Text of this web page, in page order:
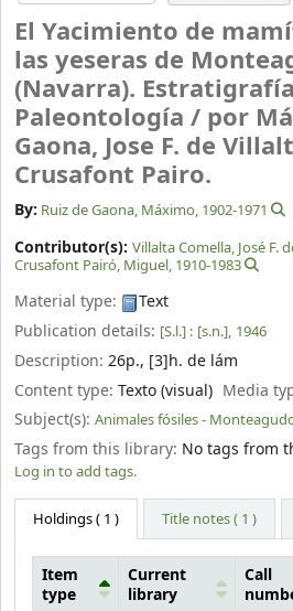
El Yacimiento de
las yeseras de
(Navarra).
Paleontología / por
Gaona, Jose F. de
Crusafont Pairo.
By: Ruiz de Gaona, Máximo, 1902-1971
Contributor(s): Villalta Comella, José F.
Crusafont Pairó, Miguel, 1910-1983
Material type:
Text
Publication details: [S.l.] : [s.n.], 1946
Description: 26p., [3]h. de lám
Content type: Texto (visual) Media
Subject(s): Animales fósiles -
Tags from this library: No tags from
Log in to add tags.
Holdings( 1 ) Title notes ( 1 )
Item
type
Current
library
Call